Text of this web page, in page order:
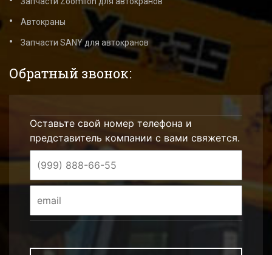
Автокраны
Запчасти SANY для автокранов
Обратный звонок:
Оставьте свой номер телефона и
представитель компании с вами свяжется.